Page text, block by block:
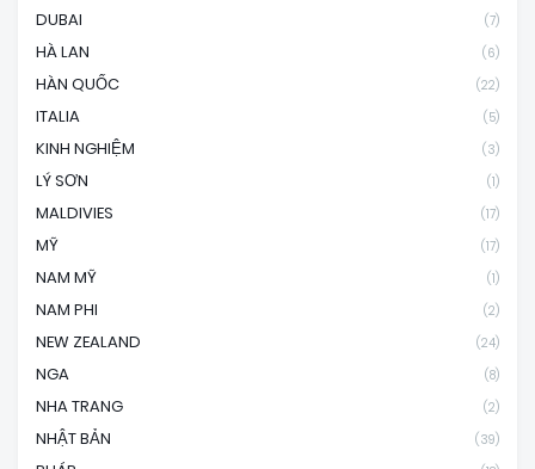
DUBAI (7)
HÀ LAN (6)
HÀN QUỐC (22)
ITALIA (5)
KINH NGHIỆM (3)
LÝ SƠN (1)
MALDIVIES (17)
MỸ (17)
NAM MỸ (1)
NAM PHI (2)
NEW ZEALAND (24)
NGA (8)
NHA TRANG (2)
NHẬT BẢN (39)